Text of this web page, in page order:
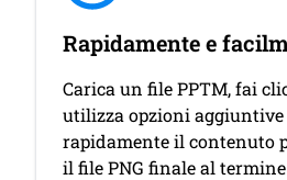
Rapidamente e
Carica un file PPTM, fai
utilizza opzioni
rapidamente il contenuto
il file PNG finale al termine